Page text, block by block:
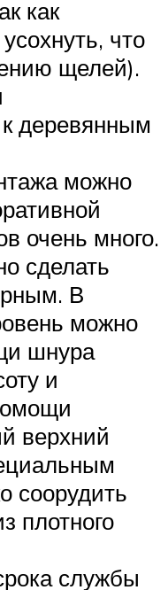
как
что
щелей).
деревянным
можно
очень много.
сделать
В
можно
шнура
и
верхний
соорудить
плотного
службы